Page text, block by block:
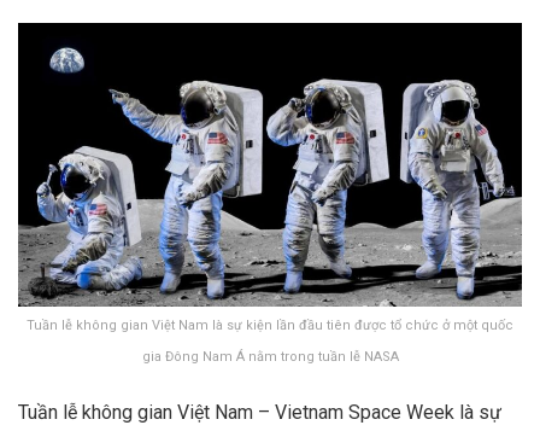
Tuần lễ không gian Việt Nam là sự kiện lần đầu tiên được tổ chức ở một quốc
gia Đông Nam Á nằm trong tuần lễ NASA
Tuần lễ không gian Việt Nam – Vietnam Space Week là sự